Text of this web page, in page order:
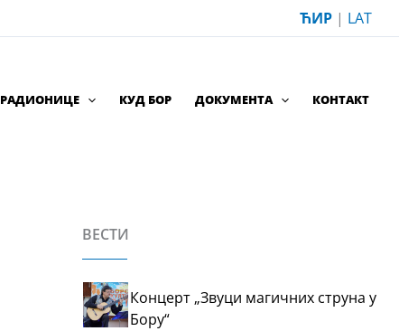
ЋИР | LAT
РАДИОНИЦЕ КУД БОР ДОКУМЕНТА КОНТАКТ
ВЕСТИ
Концерт „Звуци магичних струна у
Бору“